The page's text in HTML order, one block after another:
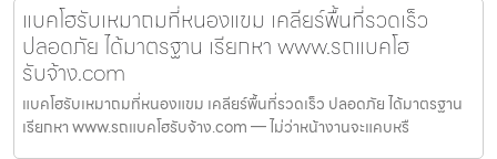
แบคโฮรับเหมาถมที่หนองแขม เคลียร์พื้นที่รวดเร็ว
ปลอดภัย ได้มาตรฐาน เรียกหา www.รถแบคโฮ
รับจ้าง.com
แบคโฮรับเหมาถมที่หนองแขม เคลียร์พื้นที่รวดเร็ว ปลอดภัย ได้มาตรฐาน
เรียกหา www.รถแบคโฮรับจ้าง.com — ไม่ว่าหน้างานจะแคบหรื